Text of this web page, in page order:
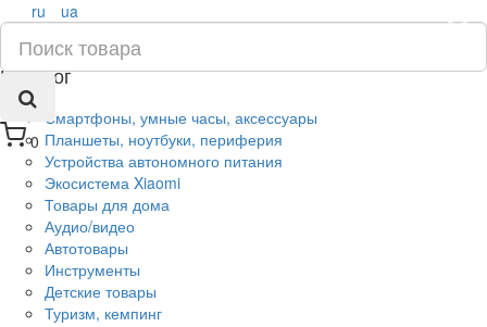
0
×
ru ua
Каталог
Смартфоны, умные часы, аксессуары
Планшеты, ноутбуки, периферия
Устройства автономного питания
Экосистема Xiaomi
Товары для дома
Аудио/видео
Автотовары
Инструменты
Детские товары
Туризм, кемпинг